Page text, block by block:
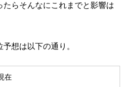
たらそんなにこれまでと影響は
想は以下の通り。
在